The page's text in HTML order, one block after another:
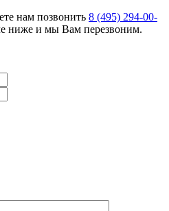
нам позвонить 8 (495) 294-00-
ниже и мы Вам перезвоним.